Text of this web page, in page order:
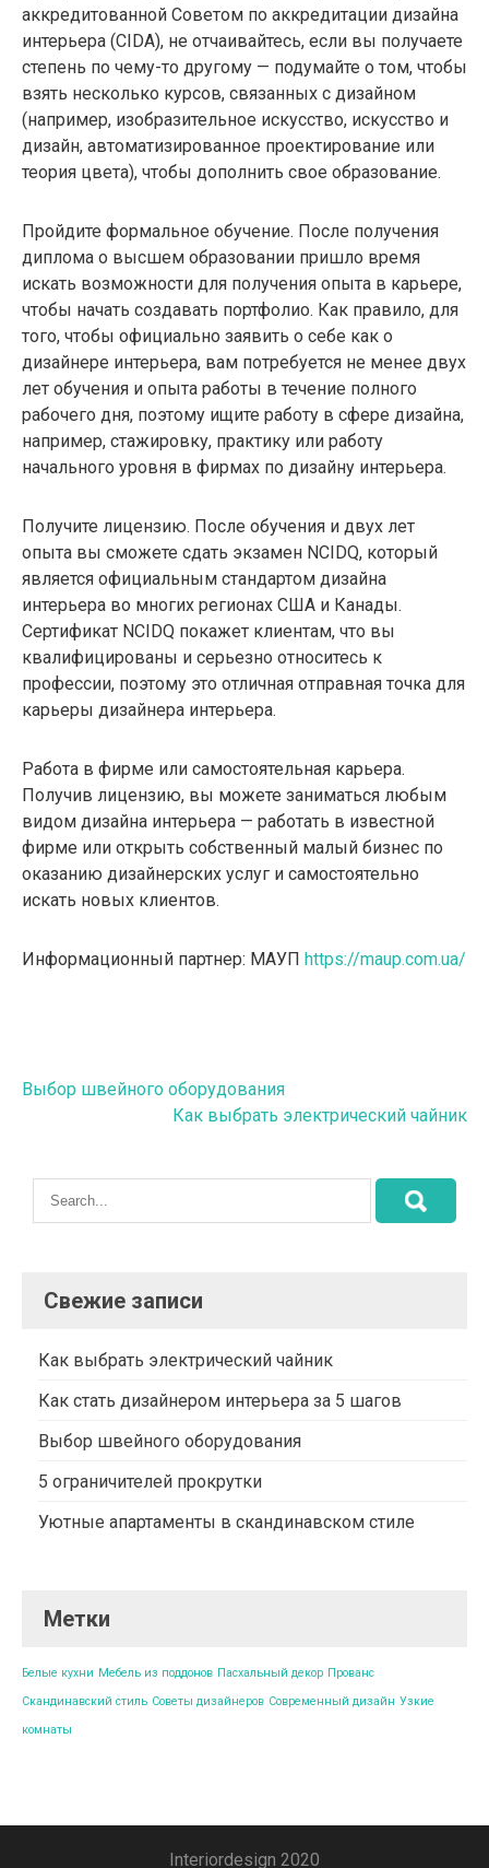
аккредитованной Советом по аккредитации дизайна
интерьера (CIDA), не отчаивайтесь, если вы получаете
степень по чему-то другому — подумайте о том, чтобы
взять несколько курсов, связанных с дизайном
(например, изобразительное искусство, искусство и
дизайн, автоматизированное проектирование или
теория цвета), чтобы дополнить свое образование.
Пройдите формальное обучение. После получения
диплома о высшем образовании пришло время
искать возможности для получения опыта в карьере,
чтобы начать создавать портфолио. Как правило, для
того, чтобы официально заявить о себе как о
дизайнере интерьера, вам потребуется не менее двух
лет обучения и опыта работы в течение полного
рабочего дня, поэтому ищите работу в сфере дизайна,
например, стажировку, практику или работу
начального уровня в фирмах по дизайну интерьера.
Получите лицензию. После обучения и двух лет
опыта вы сможете сдать экзамен NCIDQ, который
является официальным стандартом дизайна
интерьера во многих регионах США и Канады.
Сертификат NCIDQ покажет клиентам, что вы
квалифицированы и серьезно относитесь к
профессии, поэтому это отличная отправная точка для
карьеры дизайнера интерьера.
Работа в фирме или самостоятельная карьера.
Получив лицензию, вы можете заниматься любым
видом дизайна интерьера — работать в известной
фирме или открыть собственный малый бизнес по
оказанию дизайнерских услуг и самостоятельно
искать новых клиентов.
Информационный партнер: МАУП https://maup.com.ua/
Навигация
Выбор швейного оборудования
Как выбрать электрический чайник
Свежие записи
Как выбрать электрический чайник
Как стать дизайнером интерьера за 5 шагов
Выбор швейного оборудования
5 ограничителей прокрутки
Уютные апартаменты в скандинавском стиле
Метки
Белые кухни Мебель из поддонов Пасхальный декор Прованс
Скандинавский стиль Советы дизайнеров Современный дизайн Узкие
комнаты
Interiordesign 2020